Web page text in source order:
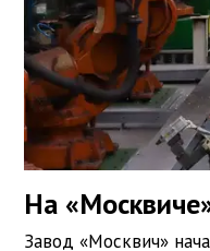
На
Завод «Москвич»